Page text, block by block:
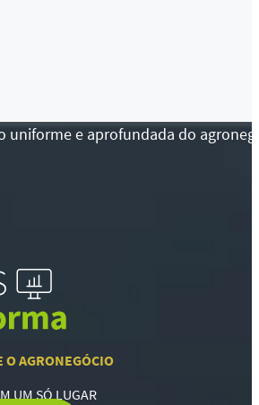
uniforme e aprofundada do
O AGRONEGÓCIO
UM SÓ LUGAR